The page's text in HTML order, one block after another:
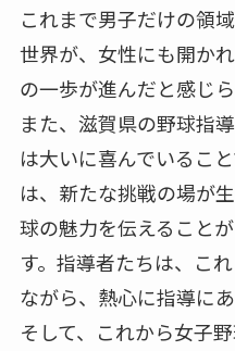
これまで男子だけの領
世界が、女性にも開か
の一歩が進んだと感じ
また、滋賀県の野球指
は大いに喜んでいるこ
は、新たな挑戦の場が
球の魅力を伝えること
す。指導者たちは、こ
ながら、熱心に指導に
そして、これから女子